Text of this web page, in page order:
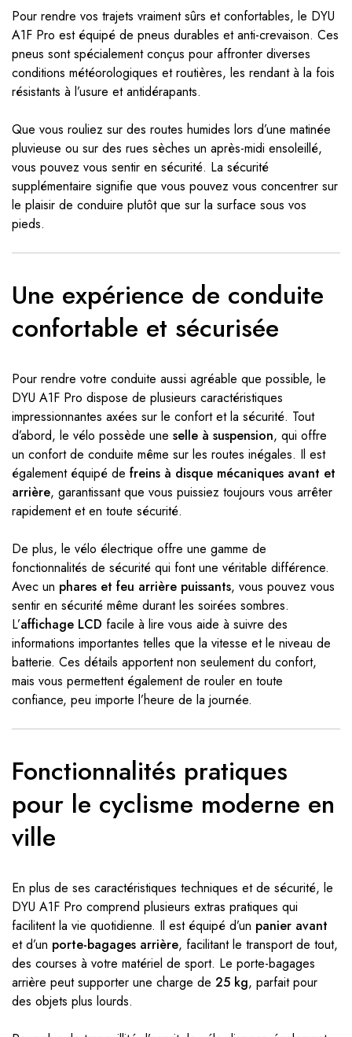
Pour rendre vos trajets vraiment sûrs et confortables, le DYU
A1F Pro est équipé de pneus durables et anti-crevaison. Ces
pneus sont spécialement conçus pour affronter diverses
conditions météorologiques et routières, les rendant à la fois
résistants à l’usure et antidérapants.
Que vous rouliez sur des routes humides lors d’une matinée
pluvieuse ou sur des rues sèches un après-midi ensoleillé,
vous pouvez vous sentir en sécurité. La sécurité
supplémentaire signifie que vous pouvez vous concentrer sur
le plaisir de conduire plutôt que sur la surface sous vos
pieds.
Une expérience de conduite
confortable et sécurisée
Pour rendre votre conduite aussi agréable que possible, le
DYU A1F Pro dispose de plusieurs caractéristiques
impressionnantes axées sur le confort et la sécurité. Tout
d’abord, le vélo possède une selle à suspension, qui offre
un confort de conduite même sur les routes inégales. Il est
également équipé de freins à disque mécaniques avant et
arrière, garantissant que vous puissiez toujours vous arrêter
rapidement et en toute sécurité.
De plus, le vélo électrique offre une gamme de
fonctionnalités de sécurité qui font une véritable différence.
Avec un phares et feu arrière puissants, vous pouvez vous
sentir en sécurité même durant les soirées sombres.
L’affichage LCD facile à lire vous aide à suivre des
informations importantes telles que la vitesse et le niveau de
batterie. Ces détails apportent non seulement du confort,
mais vous permettent également de rouler en toute
confiance, peu importe l’heure de la journée.
Fonctionnalités pratiques
pour le cyclisme moderne en
ville
En plus de ses caractéristiques techniques et de sécurité, le
DYU A1F Pro comprend plusieurs extras pratiques qui
facilitent la vie quotidienne. Il est équipé d’un panier avant
et d’un porte-bagages arrière, facilitant le transport de tout,
des courses à votre matériel de sport. Le porte-bagages
arrière peut supporter une charge de 25 kg, parfait pour
des objets plus lourds.